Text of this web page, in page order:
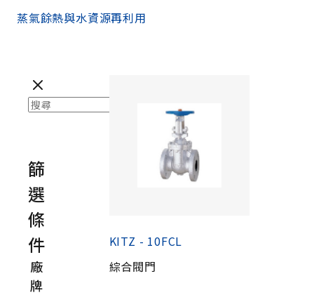
蒸氣餘熱與水資源再利用
篩
選
條
件
廠
牌
KITZ - 10FCL
綜合閥門